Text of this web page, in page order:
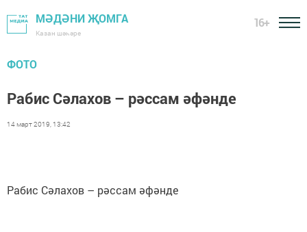
МӘДӘНИ ҖОМГА
Казан шәһәре
16+
ФОТО
Рабис Сәлахов – рәссам әфәнде
14 март 2019, 13:42
Рабис Сәлахов – рәссам әфәнде